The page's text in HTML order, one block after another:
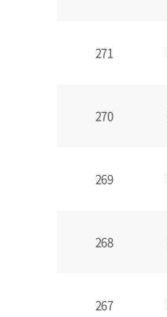
271
270
269
268
267